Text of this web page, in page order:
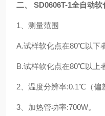
二、 SD0606T-1全自动
1、测量范围
A.试样软化点在80℃以下
B.试样软化点在80℃以上
2、温度分辨率:0.1℃（偏
3、加热管功率:700W。